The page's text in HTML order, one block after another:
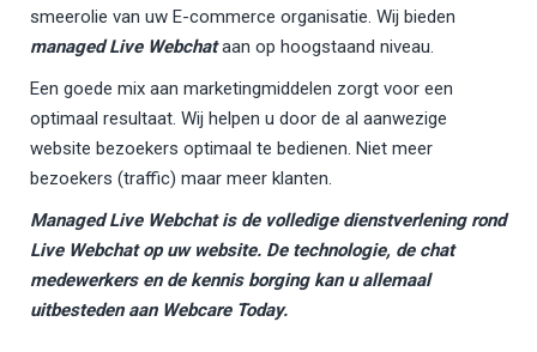
smeerolie van uw E-commerce organisatie. Wij bieden
managed Live Webchataan op hoogstaand niveau.
Een goede mix aan marketingmiddelen zorgt voor een
optimaal resultaat. Wij helpen u door de al aanwezige
website bezoekers optimaal te bedienen. Niet meer
bezoekers (traffic) maar meer klanten.
Managed Live Webchat is de volledige dienstverlening rond
Live Webchat op uw website. De technologie, de chat
medewerkers en de kennis borging kan u allemaal
uitbesteden aan Webcare Today.